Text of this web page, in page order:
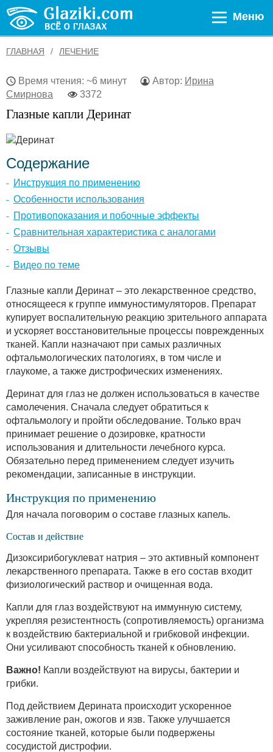
Меню
ГЛАВНАЯ ЛЕЧЕНИЕ
Время чтения: ~6 минут Автор: Ирина
Смирнова
3372
Глазные капли Деринат
Содержание
Инструкция по применению
Особенности использования
Противопоказания и побочные эффекты
Сравнительная характеристика с аналогами
Отзывы
Видео по теме
Глазные капли Деринат – это лекарственное средство,
относящееся к группе иммуностимуляторов. Препарат
купирует воспалительную реакцию зрительного аппарата
и ускоряет восстановительные процессы поврежденных
тканей. Капли назначают при самых различных
офтальмологических патологиях, в том числе и
глаукоме, а также дистрофических изменениях.
Деринат для глаз не должен использоваться в качестве
самолечения. Сначала следует обратиться к
офтальмологу и пройти обследование. Только врач
принимает решение о дозировке, кратности
использования и длительности лечебного курса.
Обязательно перед применением следует изучить
рекомендации, записанные в инструкции.
Инструкция по применению
Для начала поговорим о составе глазных капель.
Состав и действие
Дизоксирибогуклеват натрия – это активный компонент
лекарственного препарата. Также в его состав входит
физиологический раствор и очищенная вода.
Капли для глаз воздействуют на иммунную систему,
укрепляя резистентность (сопротивляемость) организма
к воздействию бактериальной и грибковой инфекции.
Они усиливают способность тканей к обновлению.
Важно! Капли воздействуют на вирусы, бактерии и
грибки.
Под действием Дерината происходит ускоренное
заживление ран, ожогов и язв. Также улучшается
состояние тканей, которые были подвержены
сосудистой дистрофии.